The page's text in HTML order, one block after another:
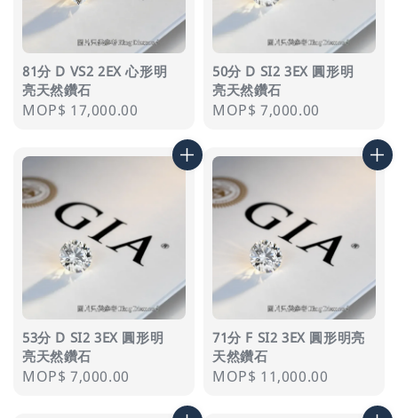
81分 D VS2 2EX 心形明
亮天然鑽石
Regular
MOP$ 17,000.00
50分 D SI2 3EX 圓形明
亮天然鑽石
Regular
MOP$ 7,000.00
53分 D SI2 3EX 圓形明
亮天然鑽石
Regular
MOP$ 7,000.00
71分 F SI2 3EX 圓形明亮
天然鑽石
Regular
MOP$ 11,000.00